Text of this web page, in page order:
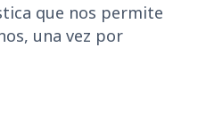
que nos permite
una vez por